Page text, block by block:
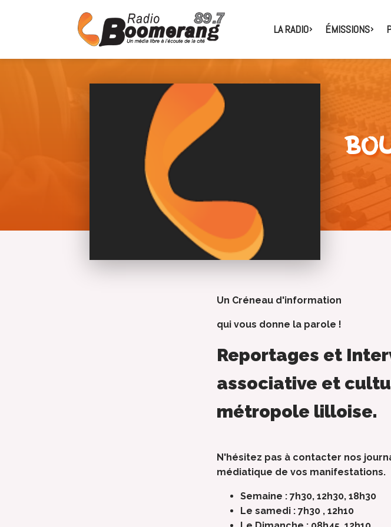
LA RADIO ÉMISSIONS
Un Créneau d'information
qui vous donne la parole !
Reportages et
associative et
métropole lilloise.
N'hésitez pas à contacter nos
médiatique de vos manifestations.
Semaine : 7h30, 12h30, 18h30
Le samedi : 7h30 , 12h10